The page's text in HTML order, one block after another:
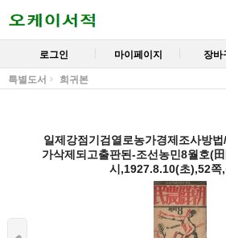
로그인 마이페이지 장바
특별도서 희귀본
일제강점기검열로농가경제조사방
가삭제되고출판된-조선농민8월호(
시,1927.8.10(초),52쪽